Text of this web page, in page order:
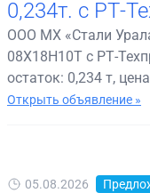
0,234т. с РТ-
ООО МХ «Стали
08Х18Н10Т с РТ-
остаток: 0,234 т,
Открыть объявление »
05.08.2026